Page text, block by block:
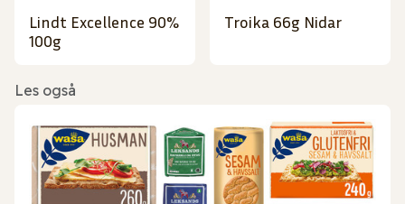
Lindt Excellence 90%
100g
Troika 66g Nidar
Les også